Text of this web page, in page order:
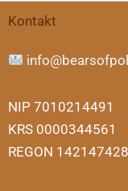
Kontakt
NIP 7010214491
KRS 0000344561
REGON 142147428
Facebook
Instagram